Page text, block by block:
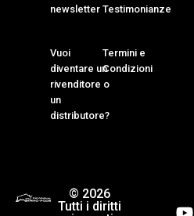
newsletter
Vuoi
diventare un
rivenditore o
un
distributore?
Testimonianze
Termini e
Condizioni
© 2026
Tutti i diritti